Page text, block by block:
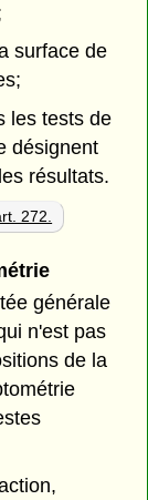
surface de
les tests de
désignent
résultats.
272.
générale
n'est pas
de la